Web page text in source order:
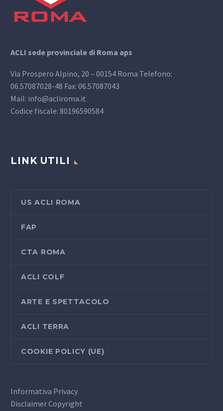
ACLI sede provinciale di Roma aps
Via Prospero Alpino, 20 – 00154 Roma Telefono:
06.57087028-48 Fax: 06.57087043
Mail: info@acliroma.it
Codice fiscale: 80196590584
LINK UTILI
US ACLI ROMA
FAP
CTA ROMA
ACLI COLF
ARTE E SPETTACOLO
ACLI TERRA
COOKIE POLICY (UE)
Informativa Privacy
Disclaimer Copyright